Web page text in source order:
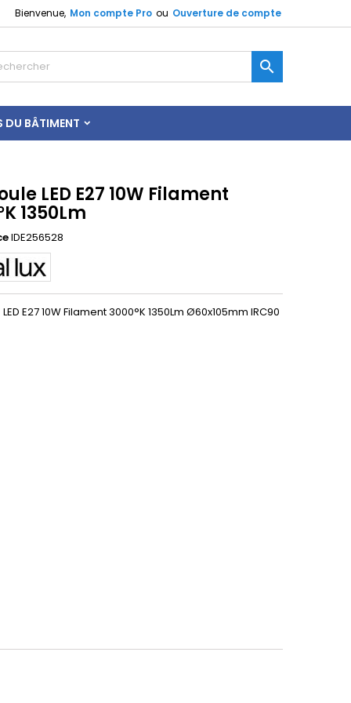
Bienvenue, Mon compte Pro ou Ouverture de compte

DU BÂTIMENT
LED E27 10W Filament
1350Lm
IDE256528
E27 10W Filament 3000°K 1350Lm Ø60x105mm IRC90